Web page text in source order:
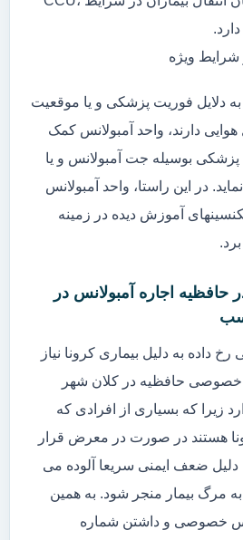
شرایط ویژه
دلایل فوریت پزشکی و یا موقعیت
هوایی دارند، واحد آمبولانس کمک
پزشکی بوسیله جت آمبولانس و یا
در این راستا، واحد آمبولانس
آموزش دیده در زمینه
اجاره آمبولانس در
رخ داده به دلیل بیماری کرونا نیاز
خصوصی حافظیه در کلان شهر
زیرا که بسیاری از افرادی که
هستند در صورت در معرض قرار
ضعف ایمنی سریعا آلوده می
مرگ بیمار منجر شود. به همین
خصوصی و داشتن شماره